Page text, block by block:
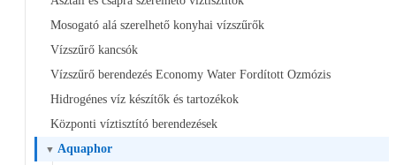
Mosogató alá szerelhető konyhai vízszűrők
Vízszűrő kancsók
Vízszűrő berendezés Economy Water Fordított Ozmózis
Hidrogénes víz készítők és tartozékok
Központi víztisztító berendezések
▼ Aquaphor